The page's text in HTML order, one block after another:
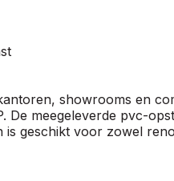
showrooms en
meegeleverde pvc-
geschikt voor zowel